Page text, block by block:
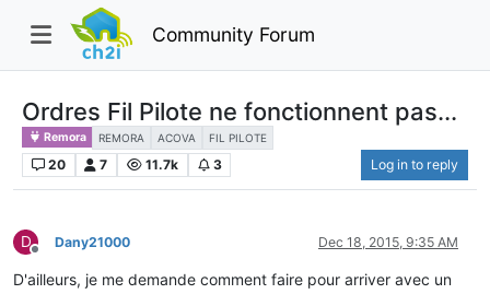
Community Forum
Ordres Fil Pilote ne fonctionnent pas...
Remora REMORA ACOVA FIL PILOTE
20 7 11.7k 3 Log in to reply
D
Offline
Dany21000 Dec 18, 2015, 9:35 AM
D'ailleurs, je me demande comment faire pour arriver avec un